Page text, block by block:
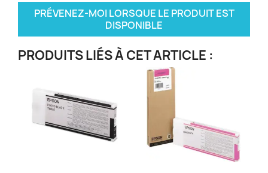
PRÉVENEZ-MOI LORSQUE LE PRODUIT EST
DISPONIBLE
PRODUITS LIÉS À CET ARTICLE :